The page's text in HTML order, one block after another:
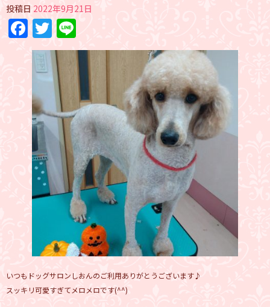
投稿日 2022年9月21日
Facebook
Twitter
いつもドッグサロンしおんのご利用ありがとうございます♪
スッキリ可愛すぎてメロメロです(⁠^⁠^⁠)